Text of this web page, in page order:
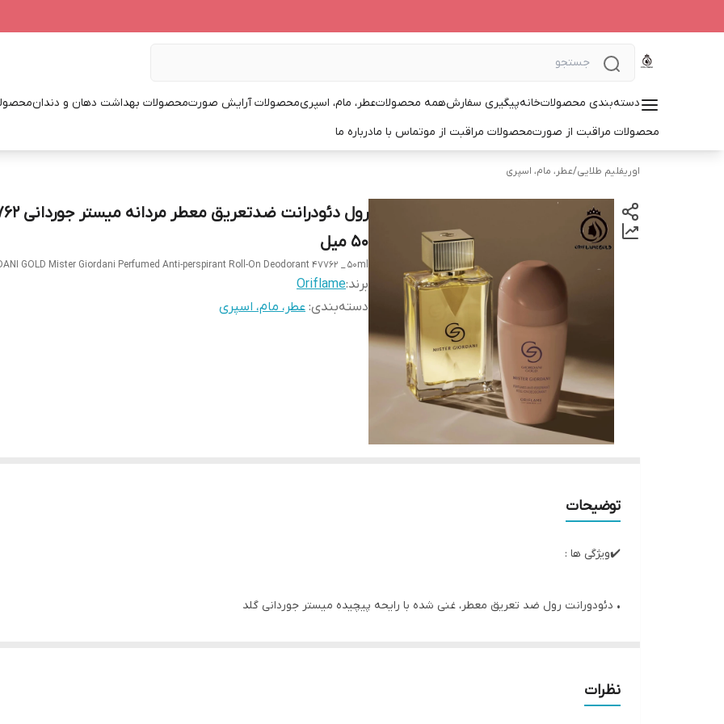
دسته‌بندی محصولاتخانهپیگیری سفارشهمه محصولاتعطر، مام، اسپریمحصولات آرایش صورتمحصولات بهداشت دهان و دندان
محصولات مراقبت از صورتمحصولات مراقبت از موتماس با مادرباره ما
اوریفلیم طلایی/عطر، مام، اسپری
۵۰ میل
GOLD Mister Giordani Perfumed Anti-perspirant Roll-On Deodorant 47762 _ 50ml
برند:Oriflame
دسته‌بندی: عطر، مام، اسپری
توضیحات
✔️ویژگی ها :
• دئودورانت رول ضد تعریق معطر، غنی شده با رایحه پیچیده میستر جوردانی گلد
• ضد تعریق با محافظت پایدار در برابر بوی بد بدن
• مناسب برای ست شدن با جوردانی گلد میستر جوردانی گلد
نظرات